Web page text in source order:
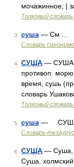
мочажинное; |
Толковый
3 суша — См …
Словарь
4 СУША — СУША,
противоп.
время, сушь
словарь
Толковый
5 суша — СУША,
Словарь-
6 СУША — Суша,
Суша, холмский